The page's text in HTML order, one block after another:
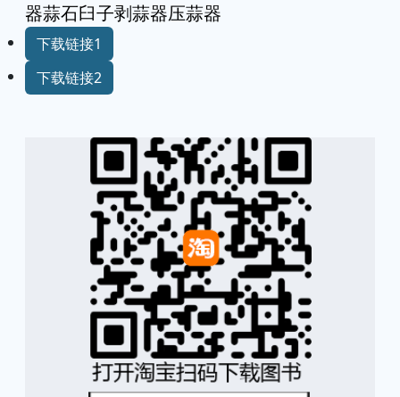
器蒜石臼子剥蒜器压蒜器
下载链接1
下载链接2